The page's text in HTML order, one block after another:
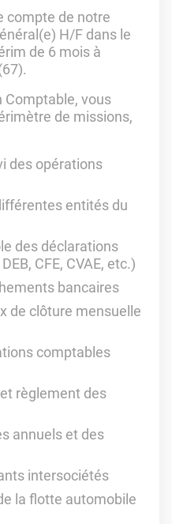
compte de notre
H/F dans le
de 6 mois à
Comptable, vous
de missions,
des opérations
entités du
des déclarations
CFE, CVAE, etc.)
bancaires
de clôture mensuelle
comptables
règlement des
annuels et des
intersociétés
la flotte automobile